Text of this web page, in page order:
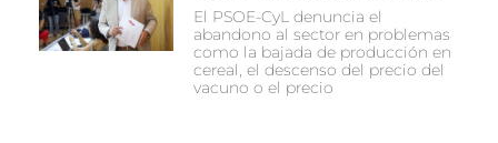
El PSOE-CyL denuncia el
abandono al sector en problemas
como la bajada de producción en
cereal, el descenso del precio del
vacuno o el precio